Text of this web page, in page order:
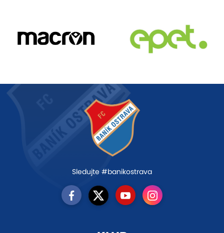
Sledujte #banikostrava